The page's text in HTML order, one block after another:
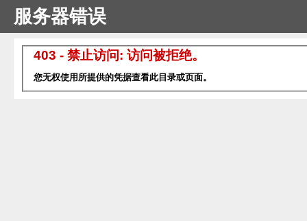
服务器错误
403 - 禁止访问: 访问被拒绝。
您无权使用所提供的凭据查看此目录或页面。